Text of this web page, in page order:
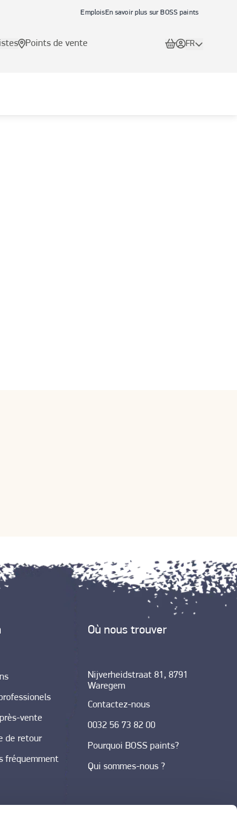
EmploisEn savoir plus sur BOSS paints
Points de vente FR
vente
de retour
fréquemment
Où nous trouver
Nijverheidstraat 81, 8791
Waregem
Contactez-nous
0032 56 73 82 00
Pourquoi BOSS paints?
Qui sommes-nous ?